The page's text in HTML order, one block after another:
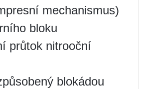
mechanismus)
bloku
průtok nitrooční
blokádou